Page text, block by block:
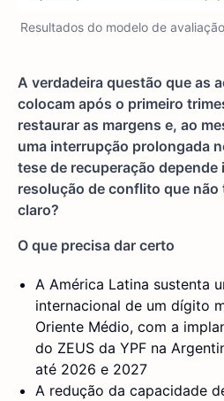
Resultados do modelo de
A verdadeira questão que as
colocam após o primeiro
restaurar as margens e, ao
uma interrupção prolongada
tese de recuperação depende
resolução de conflito que não
claro?
O que precisa dar certo
A América Latina sustenta
internacional de um dígito
Oriente Médio, com a
do ZEUS da YPF na
até 2026 e 2027
A redução da capacidade